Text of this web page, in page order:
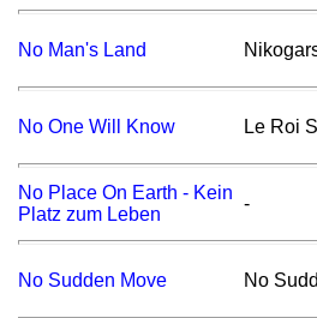
No Man's Land
No One Will Know Le Roi
No Place On Earth - Kein
Platz zum Leben
-
No Sudden Move No